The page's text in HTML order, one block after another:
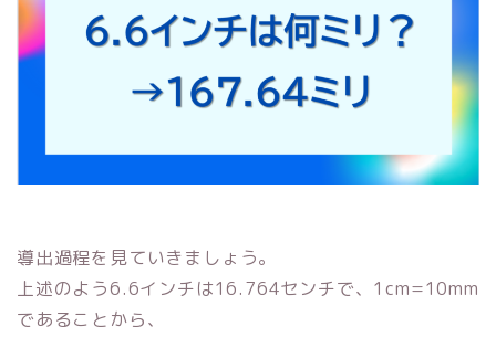
導出過程を見ていきましょう。
上述のよう6.6インチは16.764センチで、1cm=10mm
であることから、